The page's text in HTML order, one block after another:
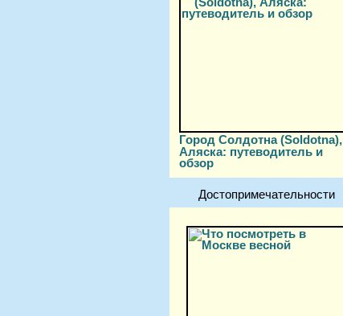
Город Солдотна (Soldotna),
Аляска: путеводитель и
обзор
Достопримечательности